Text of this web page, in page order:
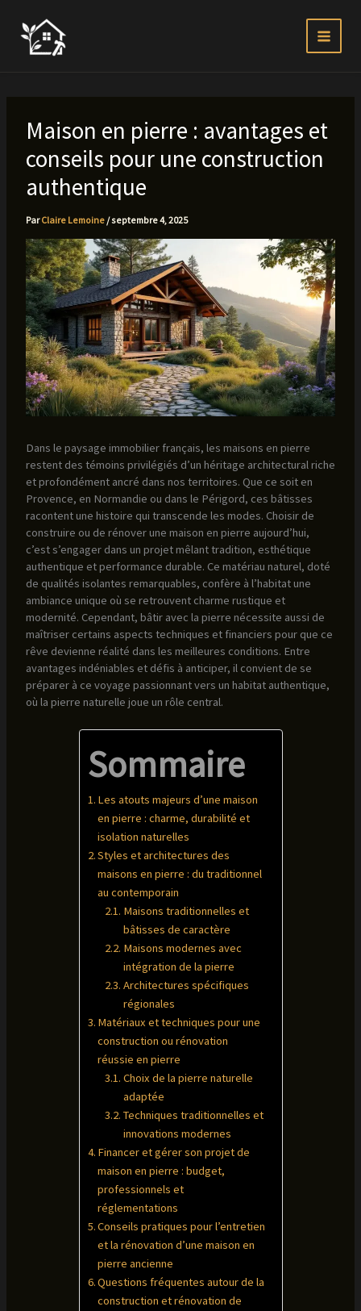
contenu
Maison en pierre : avantages et
conseils pour une construction
authentique
ParClaire Lemoine /septembre 4, 2025
Dans le paysage immobilier français, les maisons en pierre
restent des témoins privilégiés d’un héritage architectural riche
et profondément ancré dans nos territoires. Que ce soit en
Provence, en Normandie ou dans le Périgord, ces bâtisses
racontent une histoire qui transcende les modes. Choisir de
construire ou de rénover une maison en pierre aujourd’hui,
c’est s’engager dans un projet mêlant tradition, esthétique
authentique et performance durable. Ce matériau naturel, doté
de qualités isolantes remarquables, confère à l’habitat une
ambiance unique où se retrouvent charme rustique et
modernité. Cependant, bâtir avec la pierre nécessite aussi de
maîtriser certains aspects techniques et financiers pour que ce
rêve devienne réalité dans les meilleures conditions. Entre
avantages indéniables et défis à anticiper, il convient de se
préparer à ce voyage passionnant vers un habitat authentique,
où la pierre naturelle joue un rôle central.
Sommaire
Les atouts majeurs d’une maison
en pierre : charme, durabilité et
isolation naturelles
Styles et architectures des
maisons en pierre : du traditionnel
au contemporain
Maisons traditionnelles et
bâtisses de caractère
Maisons modernes avec
intégration de la pierre
Architectures spécifiques
régionales
Matériaux et techniques pour une
construction ou rénovation
réussie en pierre
Choix de la pierre naturelle
adaptée
Techniques traditionnelles et
innovations modernes
Financer et gérer son projet de
maison en pierre : budget,
professionnels et
réglementations
Conseils pratiques pour l’entretien
et la rénovation d’une maison en
pierre ancienne
Questions fréquentes autour de la
construction et rénovation de